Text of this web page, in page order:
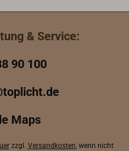
& Service:
90 100
Maps
zzgl. Versandkosten, wenn nicht